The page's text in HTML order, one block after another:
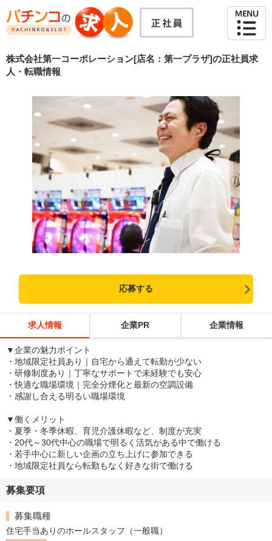
株式会社第一コーポレーション[店名：第一プラザ]の正社員求
人・転職情報
応募する
求人情報 企業PR 企業情報
▼企業の魅力ポイント
・地域限定社員あり｜自宅から通えて転勤が少ない
・研修制度あり｜丁寧なサポートで未経験でも安心
・快適な職場環境｜完全分煙化と最新の空調設備
・感謝し合える明るい職場環境
▼働くメリット
・夏季・冬季休暇、育児介護休暇など、制度が充実
・20代～30代中心の職場で明るく活気がある中で働ける
・若手中心に新しい企画の立ち上げに参加できる
・地域限定社員なら転勤もなく好きな街で働ける
募集要項
募集職種
住宅手当ありのホールスタッフ（一般職）